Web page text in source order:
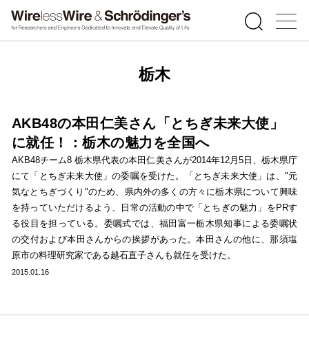
栃木
AKB48の本田仁美さん「とちぎ未来大使」
に就任！：栃木の魅力を全国へ
AKB48チーム8 栃木県代表の本田仁美さんが2014年12月5日、栃木県庁
にて「とちぎ未来大使」の委嘱を受けた。「とちぎ未来大使」は、"元
気なとちぎづくり"のため、県内外の多くの方々に栃木県について興味
を持っていただけるよう、日常の活動の中で「とちぎの魅力」をPRす
る役目を担っている。委嘱式では、福田富一栃木県知事による委嘱状
の交付および本田さんからの挨拶があった。本田さんの他に、那須塩
原市の料理研究家である越石直子さんも就任を受けた。
2015.01.16